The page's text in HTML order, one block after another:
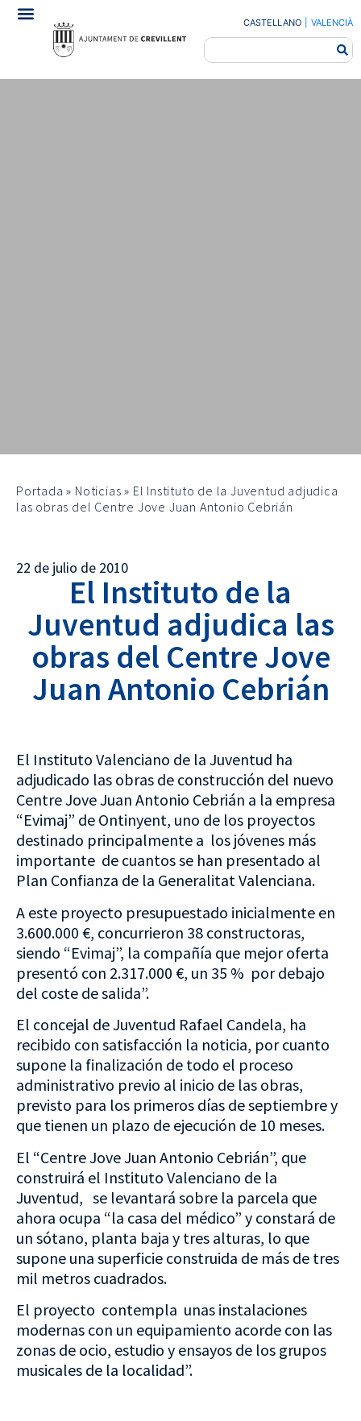
CASTELLANO VALENCIÀ
Portada » Noticias » El Instituto de la Juventud adjudica
las obras del Centre Jove Juan Antonio Cebrián
22 de julio de 2010
El Instituto de la
Juventud adjudica las
obras del Centre Jove
Juan Antonio Cebrián
El Instituto Valenciano de la Juventud ha
adjudicado las obras de construcción del nuevo
Centre Jove Juan Antonio Cebrián a la empresa
“Evimaj” de Ontinyent, uno de los proyectos
destinado principalmente a los jóvenes más
importante de cuantos se han presentado al
Plan Confianza de la Generalitat Valenciana.
A este proyecto presupuestado inicialmente en
3.600.000 €, concurrieron 38 constructoras,
siendo “Evimaj”, la compañía que mejor oferta
presentó con 2.317.000 €, un 35 % por debajo
del coste de salida”.
El concejal de Juventud Rafael Candela, ha
recibido con satisfacción la noticia, por cuanto
supone la finalización de todo el proceso
administrativo previo al inicio de las obras,
previsto para los primeros días de septiembre y
que tienen un plazo de ejecución de 10 meses.
El “Centre Jove Juan Antonio Cebrián”, que
construirá el Instituto Valenciano de la
Juventud, se levantará sobre la parcela que
ahora ocupa “la casa del médico” y constará de
un sótano, planta baja y tres alturas, lo que
supone una superficie construida de más de tres
mil metros cuadrados.
El proyecto contempla unas instalaciones
modernas con un equipamiento acorde con las
zonas de ocio, estudio y ensayos de los grupos
musicales de la localidad”.